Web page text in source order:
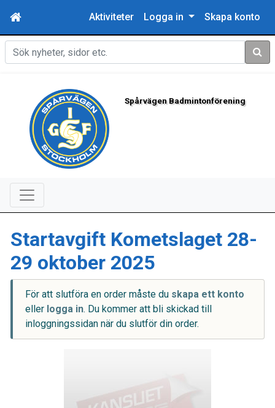
Aktiviteter Logga in Skapa konto
Sök
Spårvägen Badmintonförening
Startavgift Kometslaget 28-
29 oktober 2025
För att slutföra en order måste du skapa ett konto
eller logga in. Du kommer att bli skickad till
inloggningssidan när du slutför din order.